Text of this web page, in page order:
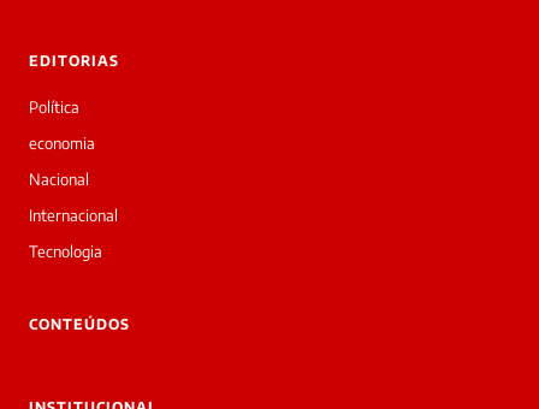
Oi!
Boa
noite!
a
Laura,
▷
EDITORIAS
Política
economia
Nacional
Internacional
Tecnologia
CONTEÚDOS